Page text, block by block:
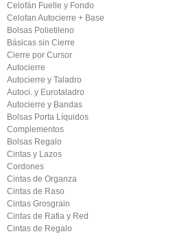
Celofán Fuelle y Fondo
Celofan Autocierre + Base
Bolsas Polietileno
Básicas sin Cierre
Cierre por Cursor
Autocierre
Autocierre y Taladro
Autoci. y Eurotaladro
Autocierre y Bandas
Bolsas Porta Líquidos
Complementos
Bolsas Regalo
Cintas y Lazos
Cordones
Cintas de Organza
Cintas de Raso
Cintas Grosgrain
Cintas de Rafia y Red
Cintas de Regalo